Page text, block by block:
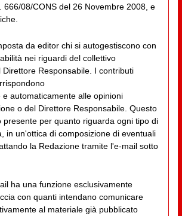
666/08/CONS del 26 Novembre 2008, e
da editor chi si autogestiscono con
nei riguardi del collettivo
Direttore Responsabile. I contributi
e automaticamente alle opinioni
o del Direttore Responsabile. Questo
presente per quanto riguarda ogni tipo di
in un'ottica di composizione di eventuali
la Redazione tramite l'e-mail sotto
ha una funzione esclusivamente
con quanti intendano comunicare
al materiale già pubblicato